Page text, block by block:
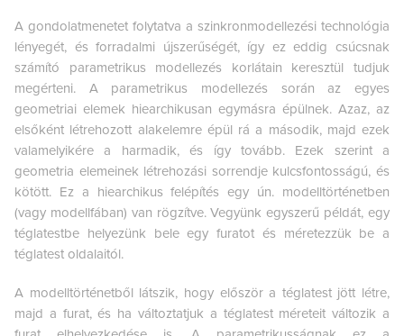
A gondolatmenetet folytatva a szinkronmodellezési technológia
lényegét, és forradalmi újszerűségét, így ez eddig csúcsnak
számító parametrikus modellezés korlátain keresztül tudjuk
megérteni. A parametrikus modellezés során az egyes
geometriai elemek hiearchikusan egymásra épülnek. Azaz, az
elsőként létrehozott alakelemre épül rá a második, majd ezek
valamelyikére a harmadik, és így tovább. Ezek szerint a
geometria elemeinek létrehozási sorrendje kulcsfontosságú, és
kötött. Ez a hiearchikus felépítés egy ún. modelltörténetben
(vagy modellfában) van rögzítve. Vegyünk egyszerű példát, egy
téglatestbe helyezünk bele egy furatot és méretezzük be a
téglatest oldalaitól.
A modelltörténetből látszik, hogy először a téglatest jött létre,
majd a furat, és ha változtatjuk a téglatest méreteit változik a